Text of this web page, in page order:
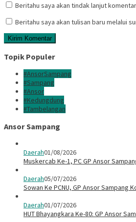
Beritahu saya akan tindak lanjut
Beritahu saya akan tulisan baru melalui
Topik Populer
#AnsorSampang
#Sampang
#Ansor
#Kedungdung
#Tambelangan
Ansor Sampang
Daerah01/08/2026
Muskercab Ke-1, PC GP Ansor
Daerah05/07/2026
Sowan Ke PCNU, GP Ansor Sampang
Daerah01/07/2026
HUT Bhayangkara Ke-80: GP Ansor